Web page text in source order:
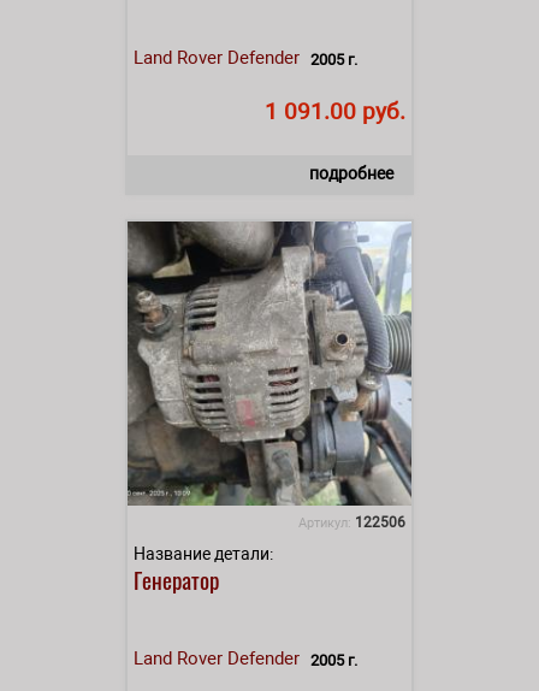
Land Rover Defender 2005 г.
1 091.00 руб.
подробнее
Артикул: 122506
Название детали:
Генератор
Land Rover Defender 2005 г.